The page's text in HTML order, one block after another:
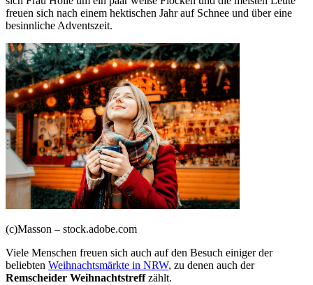
freuen sich nach einem hektischen Jahr auf Schnee und über eine
besinnliche Adventszeit.
(c)Masson – stock.adobe.com
Viele Menschen freuen sich auch auf den Besuch einiger der
beliebten Weihnachtsmärkte in NRW, zu denen auch der
Remscheider Weihnachtstreffzählt.